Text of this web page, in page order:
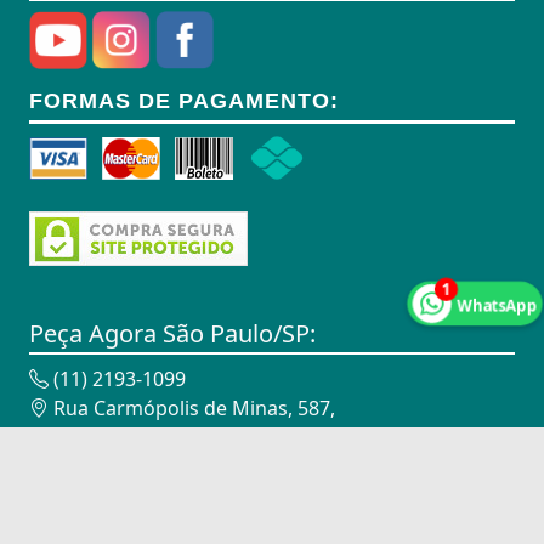
1
WhatsApp
Anel Segmento
Anilhas
Anilhas de Marcação
Antenas
Antenas de TV
Anéis
Anéis
FORMAS DE PAGAMENTO:
Peça Agora São Paulo/SP:
(11) 2193-1099
Rua Carmópolis de Minas, 587,